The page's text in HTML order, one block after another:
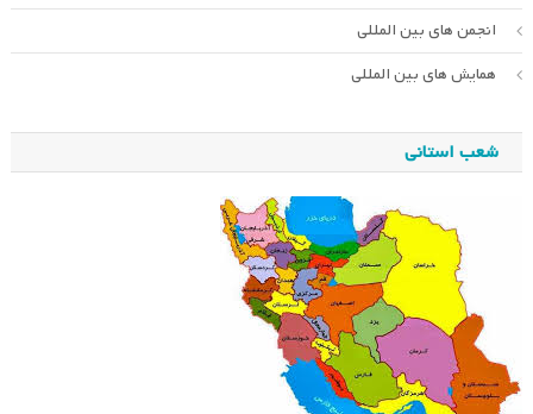
انجمن های بین المللی
همایش های بین المللی
شعب استانی